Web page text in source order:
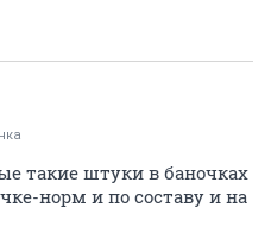
такие штуки в баночках
норм и по составу и на